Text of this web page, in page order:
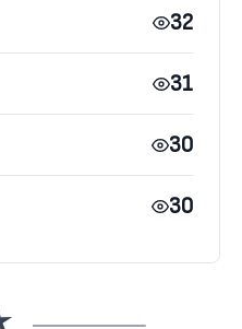
32
31
30
30